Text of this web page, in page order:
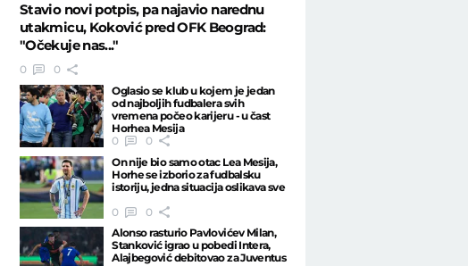
Stavio novi potpis, pa najavio narednu
utakmicu, Koković pred OFK Beograd:
"Očekuje nas..."
0
0
Oglasio se klub u kojem je jedan
od najboljih fudbalera svih
vremena počeo karijeru - u čast
Horhea Mesija
0
0
On nije bio samo otac Lea Mesija,
Horhe se izborio za fudbalsku
istoriju, jedna situacija oslikava sve
0
0
Alonso rasturio Pavlovićev Milan,
Stanković igrao u pobedi Intera,
Alajbegović debitovao za Juventus